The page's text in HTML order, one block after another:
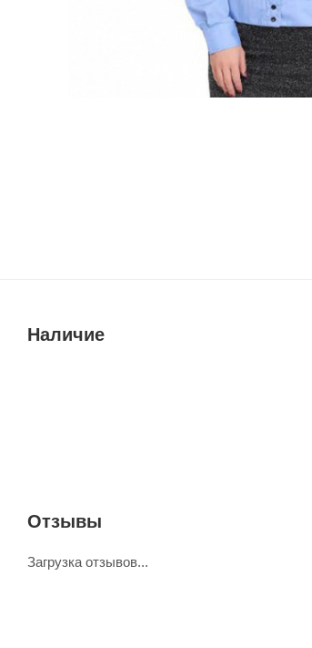
Наличие
Отзывы
Загрузка отзывов...